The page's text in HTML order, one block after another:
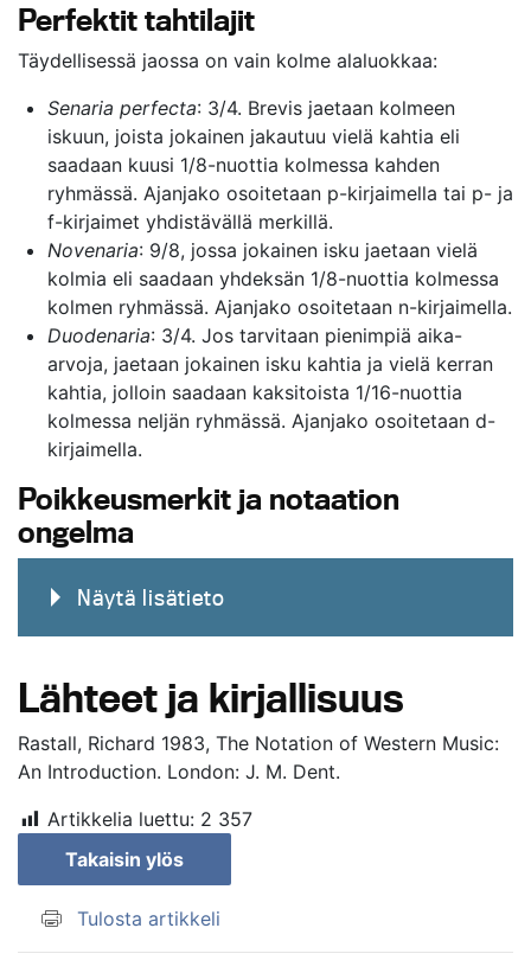
Perfektit tahtilajit
Täydellisessä jaossa on vain kolme alaluokkaa:
Senaria perfecta: 3/4. Brevis jaetaan kolmeen
iskuun, joista jokainen jakautuu vielä kahtia eli
saadaan kuusi 1/8-nuottia kolmessa kahden
ryhmässä. Ajanjako osoitetaan p-kirjaimella tai p- ja
f-kirjaimet yhdistävällä merkillä.
Novenaria: 9/8, jossa jokainen isku jaetaan vielä
kolmia eli saadaan yhdeksän 1/8-nuottia kolmessa
kolmen ryhmässä. Ajanjako osoitetaan n-kirjaimella.
Duodenaria: 3/4. Jos tarvitaan pienimpiä aika-
arvoja, jaetaan jokainen isku kahtia ja vielä kerran
kahtia, jolloin saadaan kaksitoista 1/16-nuottia
kolmessa neljän ryhmässä. Ajanjako osoitetaan d-
kirjaimella.
Poikkeusmerkit ja notaation
ongelma
Näytä lisätieto
Lähteet ja kirjallisuus
Rastall, Richard 1983, The Notation of Western Music:
An Introduction. London: J. M. Dent.
Artikkelia luettu: 2 357
Takaisin ylös
Tulosta artikkeli